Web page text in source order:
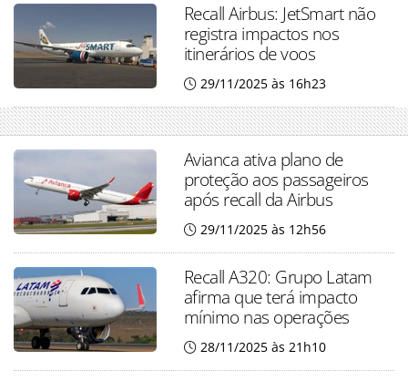
Recall Airbus: JetSmart não
registra impactos nos
itinerários de voos
29/11/2025 às 16h23
Avianca ativa plano de
proteção aos passageiros
após recall da Airbus
29/11/2025 às 12h56
Recall A320: Grupo Latam
afirma que terá impacto
mínimo nas operações
28/11/2025 às 21h10